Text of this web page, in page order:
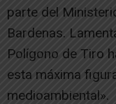
parte del
Bardenas.
Polígono de Tiro
esta máxima
medioambiental».